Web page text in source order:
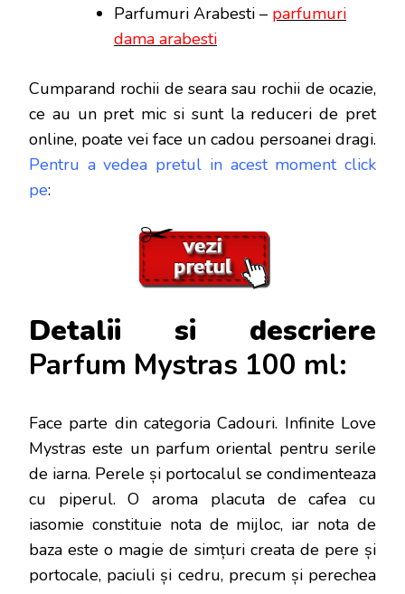
Parfumuri Arabesti – parfumuri
dama arabesti
Cumparand rochii de seara sau rochii de ocazie,
ce au un pret mic si sunt la reduceri de pret
online, poate vei face un cadou persoanei dragi.
Pentru a vedea pretul in acest moment click
pe:
Detalii si descriere
Parfum Mystras 100 ml:
Face parte din categoria Cadouri. Infinite Love
Mystras este un parfum oriental pentru serile
de iarna. Perele și portocalul se condimenteaza
cu piperul. O aroma placuta de cafea cu
iasomie constituie nota de mijloc, iar nota de
baza este o magie de simțuri creata de pere și
portocale, paciuli și cedru, precum și perechea